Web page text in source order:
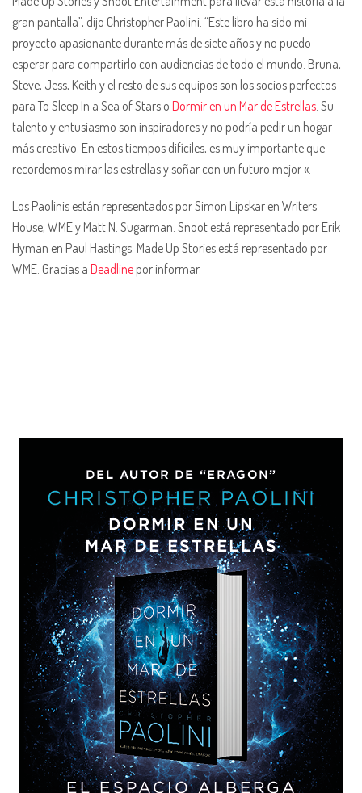
gran pantalla”, dijo Christopher Paolini. “Este libro ha sido mi
proyecto apasionante durante más de siete años y no puedo
esperar para compartirlo con audiencias de todo el mundo. Bruna,
Steve, Jess, Keith y el resto de sus equipos son los socios perfectos
para To Sleep In a Sea of ​​Stars o Dormir en un Mar de Estrellas. Su
talento y entusiasmo son inspiradores y no podría pedir un hogar
más creativo. En estos tiempos difíciles, es muy importante que
recordemos mirar las estrellas y soñar con un futuro mejor «.
Los Paolinis están representados por Simon Lipskar en Writers
House, WME y Matt N. Sugarman. Snoot está representado por Erik
Hyman en Paul Hastings. Made Up Stories está representado por
WME. Gracias a Deadline por informar.